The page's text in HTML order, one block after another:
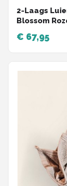
2-Laags
Blossom
€ 67,95